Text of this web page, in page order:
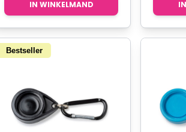
IN WINKELMAND
Bestseller